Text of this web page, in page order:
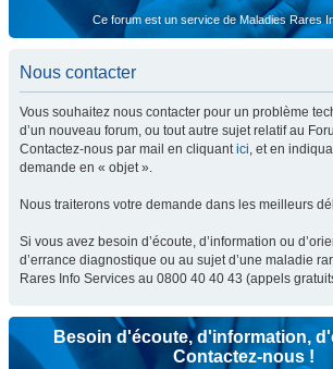
Ce forum est un service de Maladies Rares
Nous contacter
Vous souhaitez nous contacter pour un problème
d’un nouveau forum, ou tout autre sujet relatif au
Contactez-nous par mail en cliquantici, et en
demande en « objet ».
Nous traiterons votre demande dans les meilleurs
Si vous avez besoin d’écoute, d’information ou
d’errance diagnostique ou au sujet d’une maladie
Rares Info Services au 0800 40 40 43 (appels
Besoin d'écoute, d'information,
Contactez-nous !